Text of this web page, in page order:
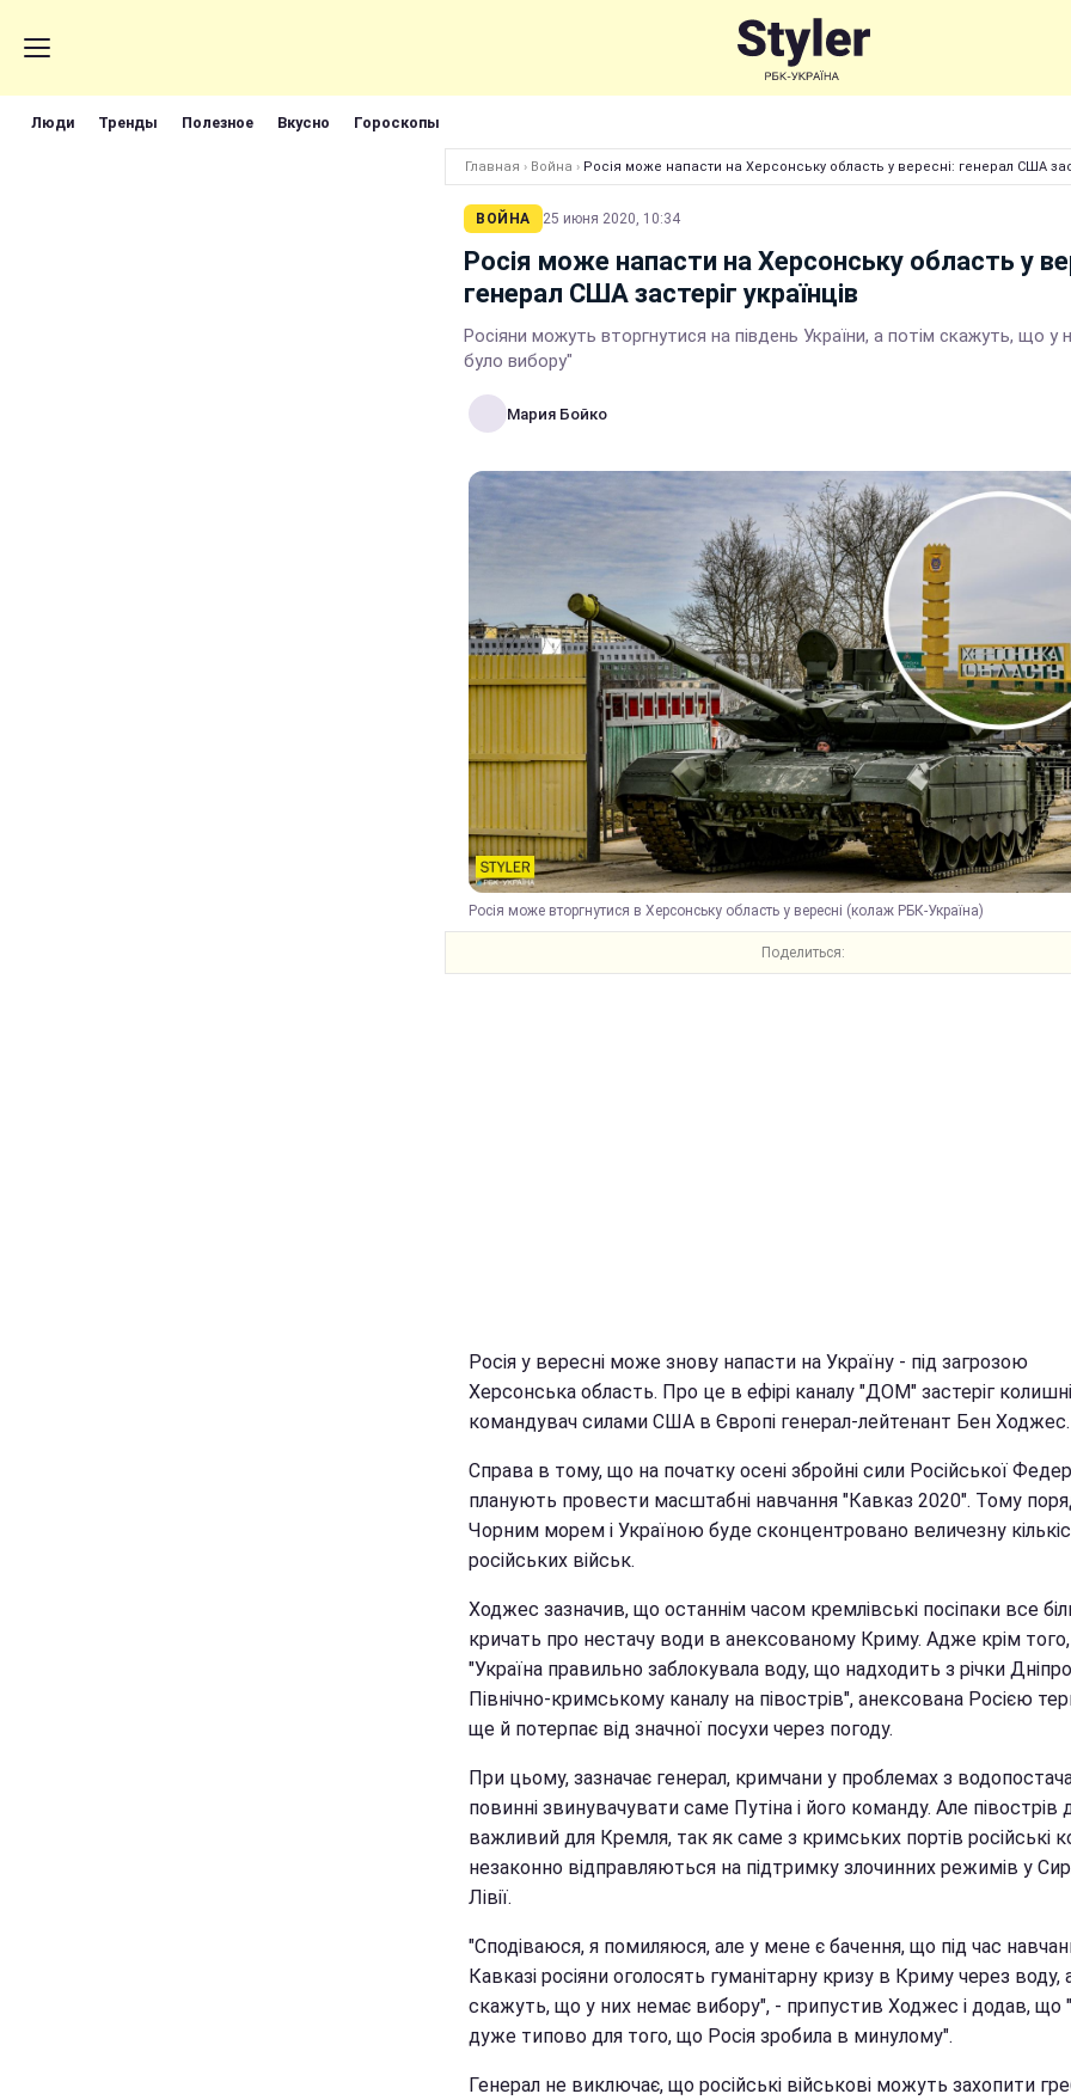
Люди Тренды Полезное Вкусно Гороскопы
Главная › Война › Росія може напасти на Херсонську область у вересні: генерал США
ВОЙНА 25 июня 2020, 10:34
Росія може напасти на Херсонську область у
генерал США застеріг українців
Росіяни можуть вторгнутися на південь України, а потім скажуть, що у
було вибору"
Мария Бойко
Росія може вторгнутися в Херсонську область у вересні (колаж РБК-Україна)
Поделиться:
Росія у вересні може знову напасти на Україну - під загрозою
Херсонська область. Про це в ефірі каналу "ДОМ" застеріг
командувач силами США в Європі генерал-лейтенант Бен Ходжес.
Справа в тому, що на початку осені збройні сили Російської
планують провести масштабні навчання "Кавказ 2020". Тому
Чорним морем і Україною буде сконцентровано величезну
російських військ.
Ходжес зазначив, що останнім часом кремлівські посіпаки все
кричать про нестачу води в анексованому Криму. Адже крім
"Україна правильно заблокувала воду, що надходить з річки
Північно-кримському каналу на півострів", анексована Росією
ще й потерпає від значної посухи через погоду.
При цьому, зазначає генерал, кримчани у проблемах з
повинні звинувачувати саме Путіна і його команду. Але півострів
важливий для Кремля, так як саме з кримських портів російські
незаконно відправляються на підтримку злочинних режимів у
Лівії.
"Сподіваюся, я помиляюся, але у мене є бачення, що під час
Кавказі росіяни оголосять гуманітарну кризу в Криму через воду,
скажуть, що у них немає вибору", - припустив Ходжес і додав, що
дуже типово для того, що Росія зробила в минулому".
Генерал не виключає, що російські військові можуть захопити